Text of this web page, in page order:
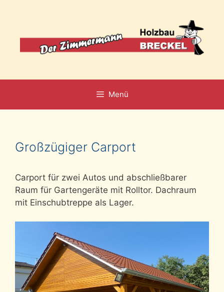
Menü
Großzügiger Carport
Carport für zwei Autos und abschließbarer
Raum für Gartengeräte mit Rolltor. Dachraum
mit Einschubtreppe als Lager.